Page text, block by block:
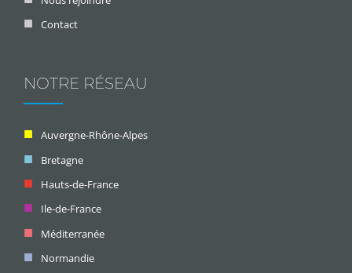
Contact
NOTRE RÉSEAU
Auvergne-Rhône-Alpes
Bretagne
Hauts-de-France
Ile-de-France
Méditerranée
Normandie